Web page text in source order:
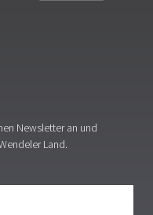
Newsletter an und
Land.